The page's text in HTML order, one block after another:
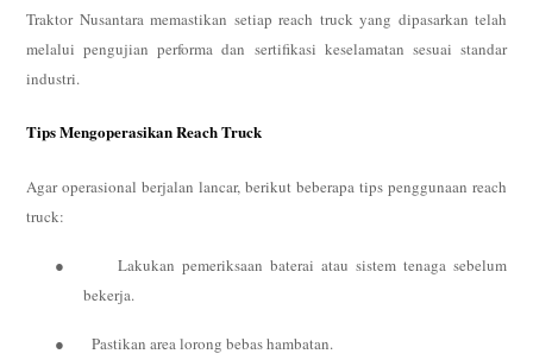
Traktor Nusantara memastikan setiap reach truck yang dipasarkan telah
melalui pengujian performa dan sertifikasi keselamatan sesuai standar
industri.
Tips Mengoperasikan Reach Truck
Agar operasional berjalan lancar, berikut beberapa tips penggunaan reach
truck:
●
Lakukan pemeriksaan baterai atau sistem tenaga sebelum
bekerja.
● Pastikan area lorong bebas hambatan.